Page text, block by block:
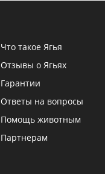
Что такое Ягья
Отзывы о Ягьях
Гарантии
Ответы на вопросы
Помощь животным
Партнерам